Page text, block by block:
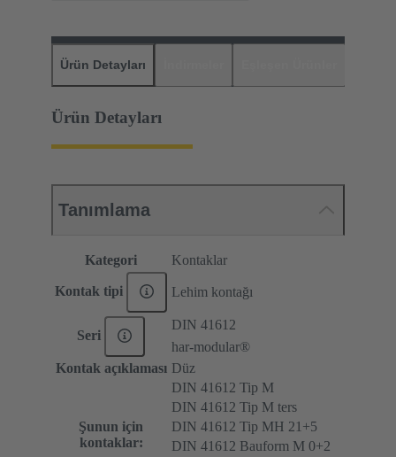
Ürün Detayları
Ürün Detayları
Tanımlama
Kategori Kontaklar
Kontak tipi Lehim kontağı
Seri
DIN 41612
har-modular®
Kontak açıklaması Düz
Şunun için
kontaklar:
DIN 41612 Tip M
DIN 41612 Tip M ters
DIN 41612 Tip MH 21+5
DIN 41612 Bauform M 0+2